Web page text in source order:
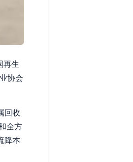
再生
协会
回收
全方
降本